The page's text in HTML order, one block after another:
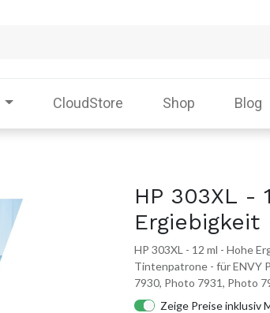
CloudStore Shop Blog
HP 303XL -
HP 303XL - 12 ml - Hohe
Tintenpatrone - für ENVY
7930, Photo 7931, Photo
Zeige Preise inklusiv